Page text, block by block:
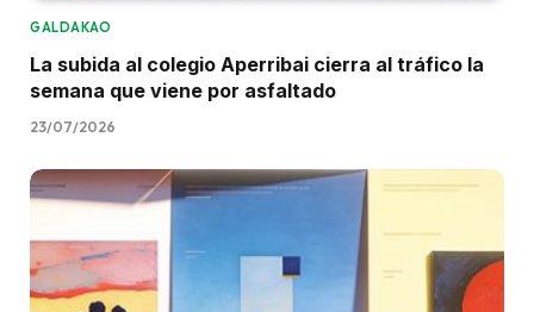
GALDAKAO
La subida al colegio Aperribai cierra al tráfico la
semana que viene por asfaltado
23/07/2026